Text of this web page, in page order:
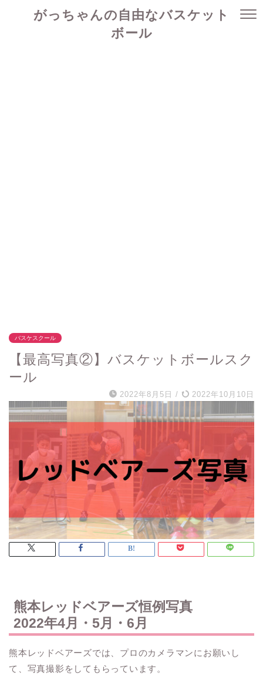
がっちゃんの自由なバスケット
ボール
バスケスクール
【最高写真②】バスケットボールスク
ール
2022年8月5日 / 2022年10月10日
熊本レッドベアーズ恒例写真
2022年4月・5月・6月
熊本レッドベアーズでは、プロのカメラマンにお願いし
て、写真撮影をしてもらっています。